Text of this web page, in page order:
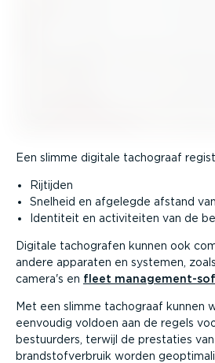
Een slimme digitale tachograaf
Rijtijden
Snelheid en afgelegde afstand
Identiteit en activi­teiten van de
Digitale tachografen kunnen ook
andere apparaten en systemen,
camera's en fleet manage­ment-­
Met een slimme tachograaf kunnen
eenvoudig voldoen aan de regels
bestuurders, terwijl de prestaties
brand­stof­ver­bruik worden